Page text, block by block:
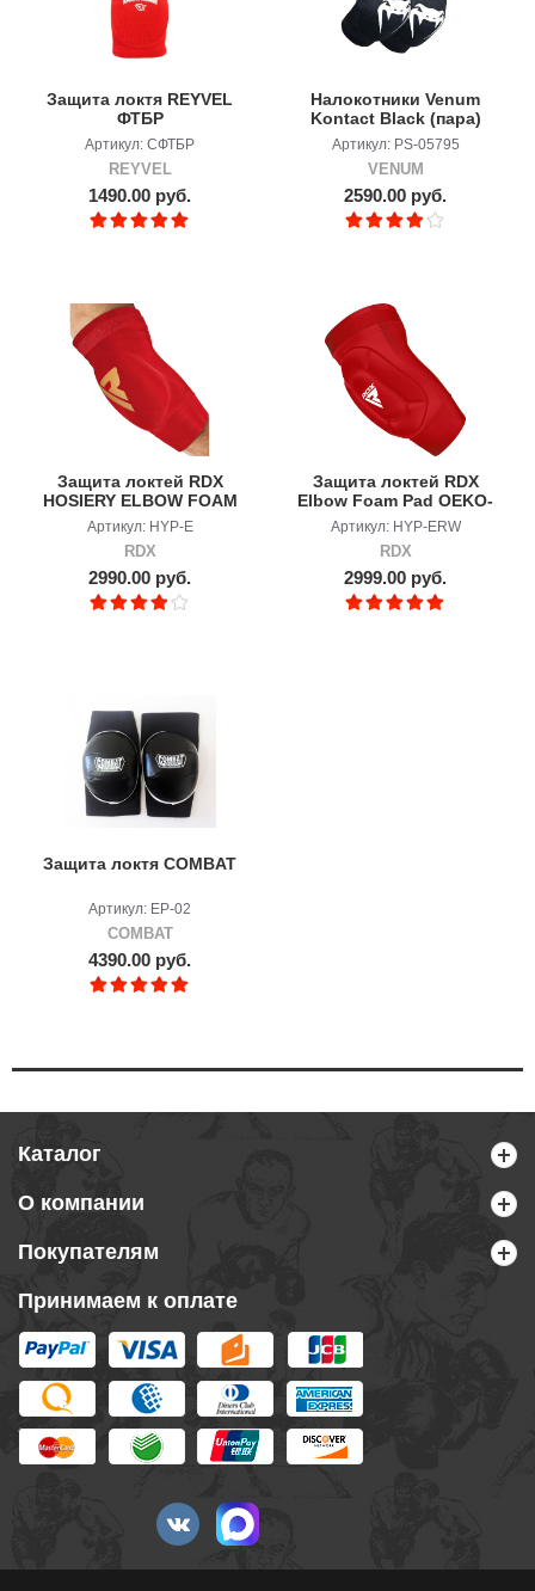
Защита локтя REYVEL
ФТБР
Артикул: СФТБР
REYVEL
1490.00 руб.
Налокотники Venum
Kontact Black (пара)
Артикул: PS-05795
VENUM
2590.00 руб.
Защита локтей RDX
HOSIERY ELBOW FOAM
Артикул: HYP-E
RDX
2990.00 руб.
Защита локтей RDX
Elbow Foam Pad OEKO-
TEX
Артикул: HYP-ERW
RDX
2999.00 руб.
Защита локтя COMBAT
Артикул: EP-02
COMBAT
4390.00 руб.
Каталог
О компании
Покупателям
Принимаем к оплате